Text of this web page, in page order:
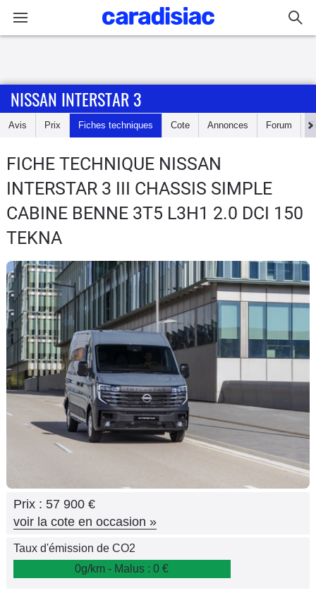
Accueil
Essais
Guide
d'achat
Electriques
Utilitaires
Flottes
Auto
Services
Forum
NISSAN INTERSTAR 3
Avis Prix Fiches techniques Cote Annonces Forum
FICHE TECHNIQUE NISSAN
INTERSTAR 3 III CHASSIS SIMPLE
CABINE BENNE 3T5 L3H1 2.0 DCI 150
TEKNA
Prix : 57 900 €
voir la cote en occasion »
Taux d'émission de CO2
0g/km - Malus : 0 €